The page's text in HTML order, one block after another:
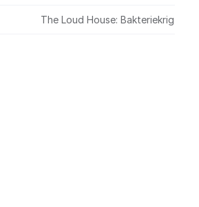
The Loud House: Bakteriekrig